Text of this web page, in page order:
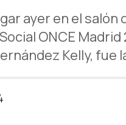
ayer en el
ONCE Madrid
Kelly,